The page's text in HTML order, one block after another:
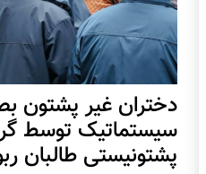
دختران غیر پشتون
سیستماتیک توسط
پشتونیستی طالبان